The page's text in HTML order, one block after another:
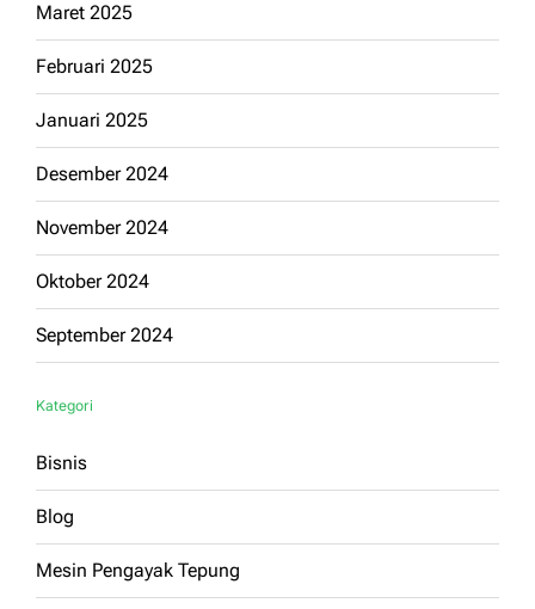
Maret 2025
Februari 2025
Januari 2025
Desember 2024
November 2024
Oktober 2024
September 2024
Kategori
Bisnis
Blog
Mesin Pengayak Tepung